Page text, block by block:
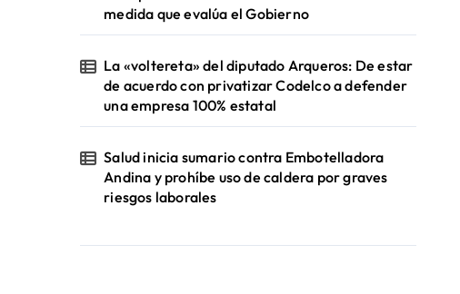
medida que evalúa el Gobierno
La «voltereta» del diputado Arqueros: De estar
de acuerdo con privatizar Codelco a defender
una empresa 100% estatal
Salud inicia sumario contra Embotelladora
Andina y prohíbe uso de caldera por graves
riesgos laborales